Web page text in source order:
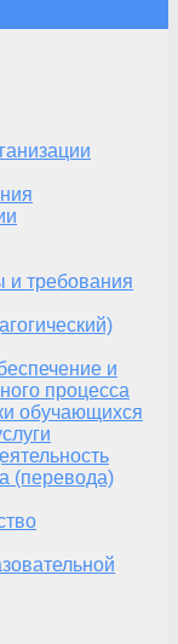
и требования
и
процесса
обучающихся
(перевода)